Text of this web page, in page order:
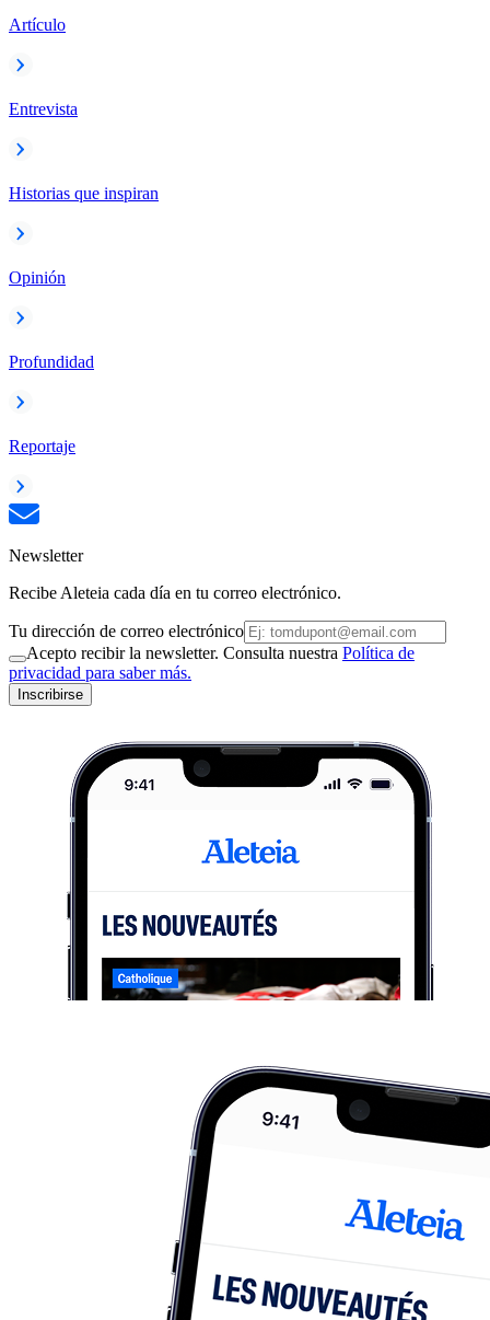
Artículo
Entrevista
Historias que inspiran
Opinión
Profundidad
Reportaje
Newsletter
Recibe Aleteia cada día en tu correo electrónico.
Tu dirección de correo electrónico
Acepto recibir la newsletter. Consulta nuestra Política de
privacidad para saber más.
Inscribirse